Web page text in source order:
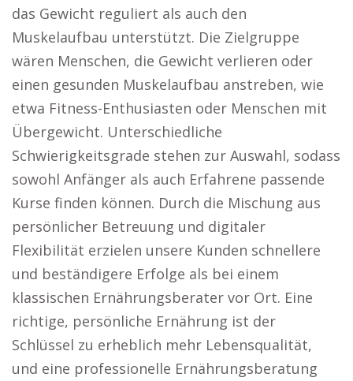
das Gewicht reguliert als auch den
Muskelaufbau unterstützt. Die Zielgruppe
wären Menschen, die Gewicht verlieren oder
einen gesunden Muskelaufbau anstreben, wie
etwa Fitness-Enthusiasten oder Menschen mit
Übergewicht. Unterschiedliche
Schwierigkeitsgrade stehen zur Auswahl, sodass
sowohl Anfänger als auch Erfahrene passende
Kurse finden können. Durch die Mischung aus
persönlicher Betreuung und digitaler
Flexibilität erzielen unsere Kunden schnellere
und beständigere Erfolge als bei einem
klassischen Ernährungsberater vor Ort. Eine
richtige, persönliche Ernährung ist der
Schlüssel zu erheblich mehr Lebensqualität,
und eine professionelle Ernährungsberatung